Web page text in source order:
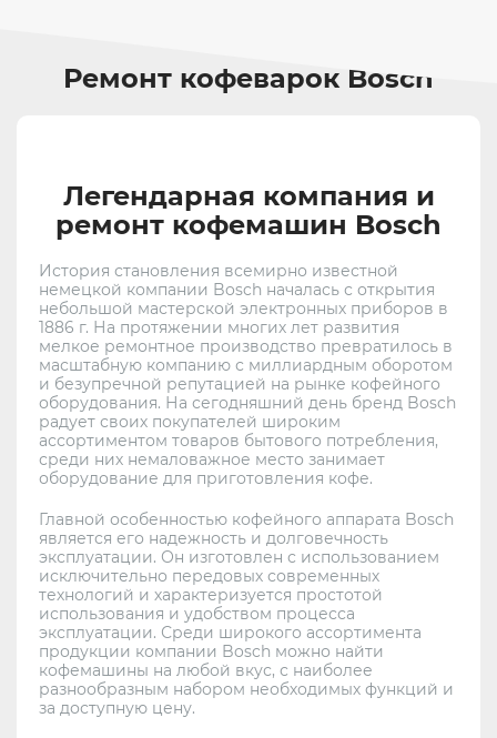
Ремонт кофеварок Bosch
Легендарная компания и
ремонт кофемашин Bosch
История становления всемирно известной
немецкой компании Bosch началась с открытия
небольшой мастерской электронных приборов в
1886 г. На протяжении многих лет развития
мелкое ремонтное производство превратилось в
масштабную компанию с миллиардным оборотом
и безупречной репутацией на рынке кофейного
оборудования. На сегодняшний день бренд Bosch
радует своих покупателей широким
ассортиментом товаров бытового потребления,
среди них немаловажное место занимает
оборудование для приготовления кофе.
Главной особенностью кофейного аппарата Bosch
является его надежность и долговечность
эксплуатации. Он изготовлен с использованием
исключительно передовых современных
технологий и характеризуется простотой
использования и удобством процесса
эксплуатации. Среди широкого ассортимента
продукции компании Bosch можно найти
кофемашины на любой вкус, с наиболее
разнообразным набором необходимых функций и
за доступную цену.